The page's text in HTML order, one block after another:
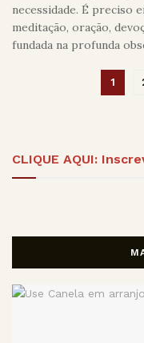
necessidade. É preciso
meditação, oração,
fundada na profunda
1
CLIQUE AQUI: